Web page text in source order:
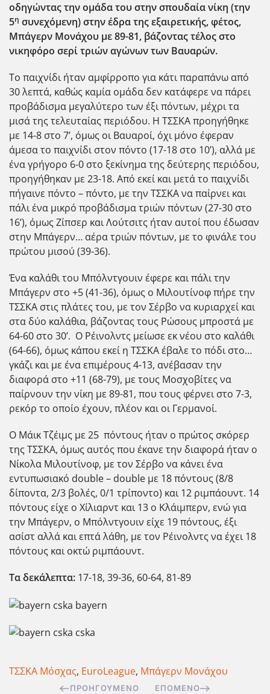
οδηγώντας την ομάδα του στην σπουδαία νίκη (την
5η συνεχόμενη) στην έδρα της εξαιρετικής, φέτος,
Μπάγερν Μονάχου με 89-81, βάζοντας τέλος στο
νικηφόρο σερί τριών αγώνων των Βαυαρών.
Το παιχνίδι ήταν αμφίρροπο για κάτι παραπάνω από
30 λεπτά, καθώς καμία ομάδα δεν κατάφερε να πάρει
προβάδισμα μεγαλύτερο των έξι πόντων, μέχρι τα
μισά της τελευταίας περιόδου. Η ΤΣΣΚΑ προηγήθηκε
με 14-8 στο 7’, όμως οι Βαυαροί, όχι μόνο έφεραν
άμεσα το παιχνίδι στον πόντο (17-18 στο 10’), αλλά με
ένα γρήγορο 6-0 στο ξεκίνημα της δεύτερης περιόδου,
προηγήθηκαν με 23-18. Από εκεί και μετά το παιχνίδι
πήγαινε πόντο – πόντο, με την ΤΣΣΚΑ να παίρνει και
πάλι ένα μικρό προβάδισμα τριών πόντων (27-30 στο
16’), όμως Ζίπσερ και Λούτσιτς ήταν αυτοί που έδωσαν
στην Μπάγερν… αέρα τριών πόντων, με το φινάλε του
πρώτου μισού (39-36).
Ένα καλάθι του Μπόλντγουιν έφερε και πάλι την
Μπάγερν στο +5 (41-36), όμως ο Μιλουτίνοφ πήρε την
ΤΣΣΚΑ στις πλάτες του, με τον Σέρβο να κυριαρχεί και
στα δύο καλάθια, βάζοντας τους Ρώσους μπροστά με
64-60 στο 30’. Ο Ρέινολντς μείωσε εκ νέου στο καλάθι
(64-66), όμως κάπου εκεί η ΤΣΣΚΑ έβαλε το πόδι στο…
γκάζι και με ένα επιμέρους 4-13, ανέβασαν την
διαφορά στο +11 (68-79), με τους Μοσχοβίτες να
παίρνουν την νίκη με 89-81, που τους φέρνει στο 7-3,
ρεκόρ το οποίο έχουν, πλέον και οι Γερμανοί.
Ο Μάικ Τζέιμς με 25 πόντους ήταν ο πρώτος σκόρερ
της ΤΣΣΚΑ, όμως αυτός που έκανε την διαφορά ήταν ο
Νίκολα Μιλουτίνοφ, με τον Σέρβο να κάνει ένα
εντυπωσιακό double – double με 18 πόντους (8/8
δίποντα, 2/3 βολές, 0/1 τρίποντο) και 12 ριμπάουντ. 14
πόντους είχε ο Χίλιαρντ και 13 ο Κλάιμπερν, ενώ για
την Μπάγερν, ο Μπόλντγουιν είχε 19 πόντους, έξι
ασίστ αλλά και επτά λάθη, με τον Ρέινολντς να έχει 18
πόντους και οκτώ ριμπάουντ.
Τα δεκάλεπτα: 17-18, 39-36, 60-64, 81-89
ΤΣΣΚΑ Μόσχας, EuroLeague, Μπάγερν Μονάχου
ΠΡΟΗΓΟΎΜΕΝΟ ΕΠΌΜΕΝΟ